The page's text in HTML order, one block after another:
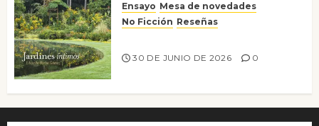
Ensayo Mesa de novedades
No Ficción Reseñas
30 DE JUNIO DE 2026 0